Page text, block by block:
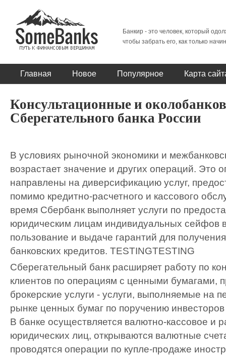
Банкир - это человек, который
чтобы забрать его, как только
Главная Новое Популярное Карта
Консультационные и
Сберегательного банка России
В условиях рыночной экономики и
возрастает значение и других операций. Это
направлены на диверсификацию услуг,
помимо кредитно-расчетного и кассового
время Сбербанк выполняет услуги по
юридическим лицам индивидуальных сейфов
пользование и выдаче гарантий для
банковских кредитов. TESTINGTESTING
Сберегательный банк расширяет работу по
клиентов по операциям с ценными бумагами,
брокерские услуги - услуги, выполняемые на
рынке ценных бумаг по поручению инвесторов
В банке осуществляется валютно-кассовое и
юридических лиц, открываются валютные
проводятся операции по купле-продаже